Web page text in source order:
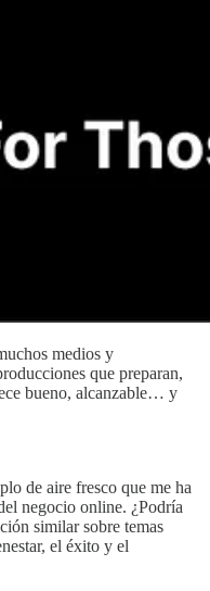
medios y
que preparan,
bueno, alcanzable… y
de aire fresco que me ha
negocio online. ¿Podría
similar sobre temas
el éxito y el